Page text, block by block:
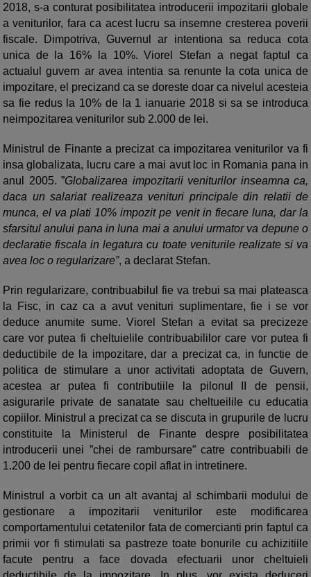
2018, s-a conturat posibilitatea introducerii impozitarii globale
a veniturilor, fara ca acest lucru sa insemne cresterea poverii
fiscale. Dimpotriva, Guvernul ar intentiona sa reduca cota
unica de la 16% la 10%. Viorel Stefan a negat faptul ca
actualul guvern ar avea intentia sa renunte la cota unica de
impozitare, el precizand ca se doreste doar ca nivelul acesteia
sa fie redus la 10% de la 1 ianuarie 2018 si sa se introduca
neimpozitarea veniturilor sub 2.000 de lei.
Ministrul de Finante a precizat ca impozitarea veniturilor va fi
insa globalizata, lucru care a mai avut loc in Romania pana in
anul 2005. ”Globalizarea impozitarii veniturilor inseamna ca,
daca un salariat realizeaza venituri principale din relatii de
munca, el va plati 10% impozit pe venit in fiecare luna, dar la
sfarsitul anului pana in luna mai a anului urmator va depune o
declaratie fiscala in legatura cu toate veniturile realizate si va
avea loc o regularizare”, a declarat Stefan.
Prin regularizare, contribuabilul fie va trebui sa mai plateasca
la Fisc, in caz ca a avut venituri suplimentare, fie i se vor
deduce anumite sume. Viorel Stefan a evitat sa precizeze
care vor putea fi cheltuielile contribuabililor care vor putea fi
deductibile de la impozitare, dar a precizat ca, in functie de
politica de stimulare a unor activitati adoptata de Guvern,
acestea ar putea fi contributiile la pilonul II de pensii,
asigurarile private de sanatate sau cheltueilile cu educatia
copiilor. Ministrul a precizat ca se discuta in grupurile de lucru
constituite la Ministerul de Finante despre posibilitatea
introducerii unei ”chei de rambursare” catre contribuabili de
1.200 de lei pentru fiecare copil aflat in intretinere.
Ministrul a vorbit ca un alt avantaj al schimbarii modului de
gestionare a impozitarii veniturilor este modificarea
comportamentului cetatenilor fata de comercianti prin faptul ca
primii vor fi stimulati sa pastreze toate bonurile cu achizitiile
facute pentru a face dovada efectuarii unor cheltuieli